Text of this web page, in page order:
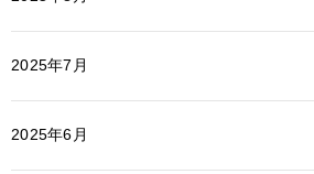
2025年7月
2025年6月